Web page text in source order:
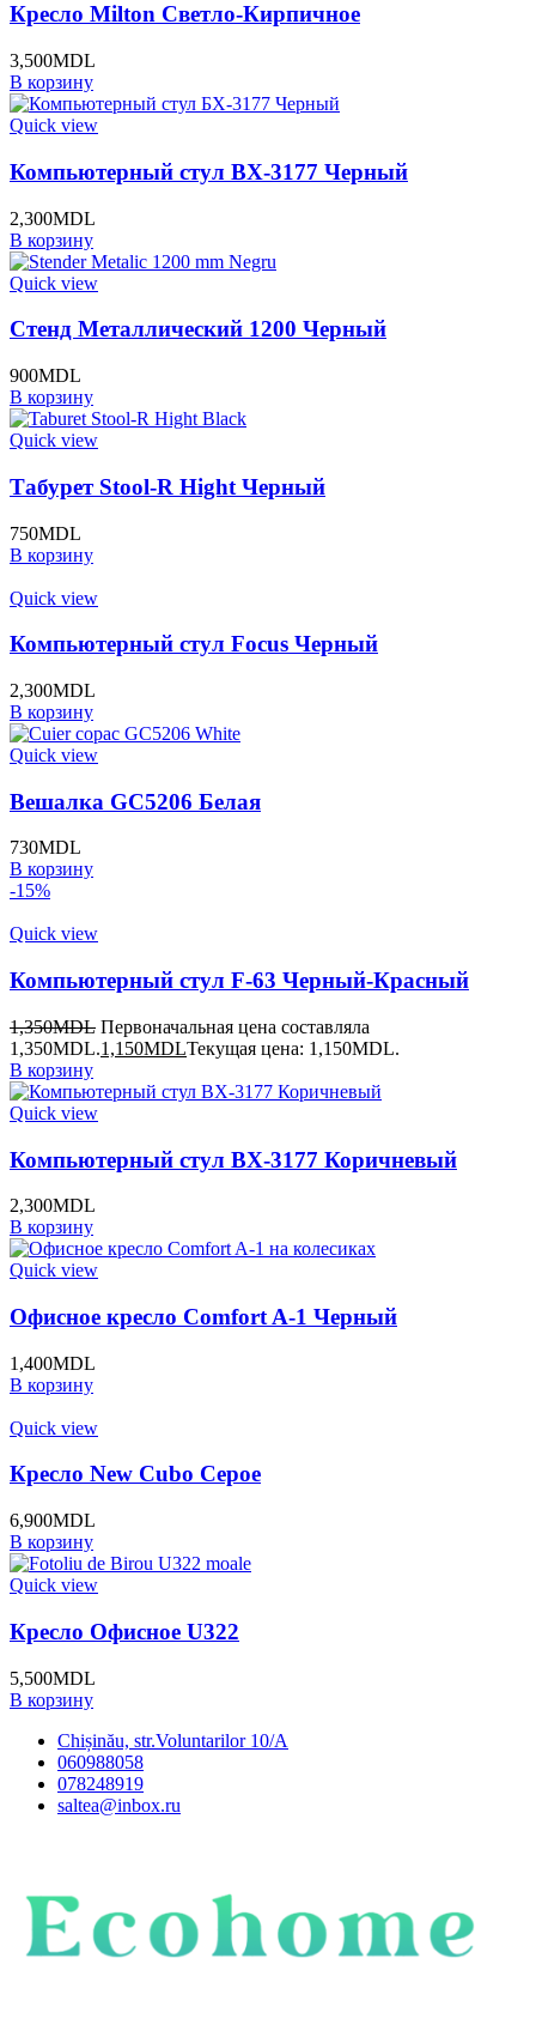
Кресло Milton Светло-Кирпичное
3,500MDL
В корзину
Quick view
Компьютерный стул BХ-3177 Черный
2,300MDL
В корзину
Quick view
Стенд Металлический 1200 Черный
900MDL
В корзину
Quick view
Табурет Stool-R Hight Черный
750MDL
В корзину
Quick view
Компьютерный стул Focus Черный
2,300MDL
В корзину
Quick view
Вешалка GC5206 Белая
730MDL
В корзину
-15%
Quick view
Компьютерный стул F-63 Черный-Красный
1,350MDL Первоначальная цена составляла
1,350MDL.1,150MDLТекущая цена: 1,150MDL.
В корзину
Quick view
Компьютерный стул BX-3177 Коричневый
2,300MDL
В корзину
Quick view
Офисное кресло Comfort A-1 Черный
1,400MDL
В корзину
Quick view
Кресло New Cubo Серое
6,900MDL
В корзину
Quick view
Кресло Офисное U322
5,500MDL
В корзину
Chișinău, str.Voluntarilor 10/A
060988058
078248919
saltea@inbox.ru